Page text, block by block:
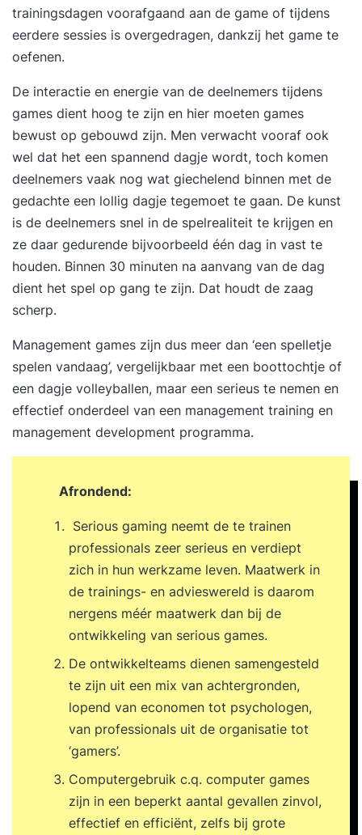
trainingsdagen voorafgaand aan de game of tijdens
eerdere sessies is overgedragen, dankzij het game te
oefenen.
De interactie en energie van de deelnemers tijdens
games dient hoog te zijn en hier moeten games
bewust op gebouwd zijn. Men verwacht vooraf ook
wel dat het een spannend dagje wordt, toch komen
deelnemers vaak nog wat giechelend binnen met de
gedachte een lollig dagje tegemoet te gaan. De kunst
is de deelnemers snel in de spelrealiteit te krijgen en
ze daar gedurende bijvoorbeeld één dag in vast te
houden. Binnen 30 minuten na aanvang van de dag
dient het spel op gang te zijn. Dat houdt de zaag
scherp.
Management games zijn dus meer dan ‘een spelletje
spelen vandaag’, vergelijkbaar met een boottochtje of
een dagje volleyballen, maar een serieus te nemen en
effectief onderdeel van een management training en
management development programma.
Afrondend:
Serious gaming neemt de te trainen
professionals zeer serieus en verdiept
zich in hun werkzame leven. Maatwerk in
de trainings- en advieswereld is daarom
nergens méér maatwerk dan bij de
ontwikkeling van serious games.
De ontwikkelteams dienen samengesteld
te zijn uit een mix van achtergronden,
lopend van economen tot psychologen,
van professionals uit de organisatie tot
‘gamers’.
Computergebruik c.q. computer games
zijn in een beperkt aantal gevallen zinvol,
effectief en efficiënt, zelfs bij grote